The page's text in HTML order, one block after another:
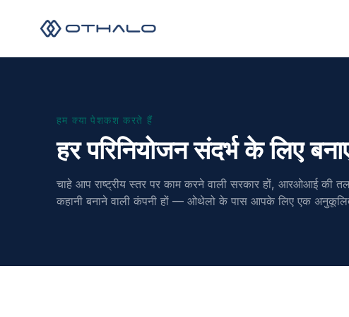
हम क्या पेशकश करते हैं
हर परिनियोजन संदर्भ के लिए
चाहे आप राष्ट्रीय स्तर पर काम करने वाली सरकार हों, आरओआई की
कहानी बनाने वाली कंपनी हों — ओथेलो के पास आपके लिए एक